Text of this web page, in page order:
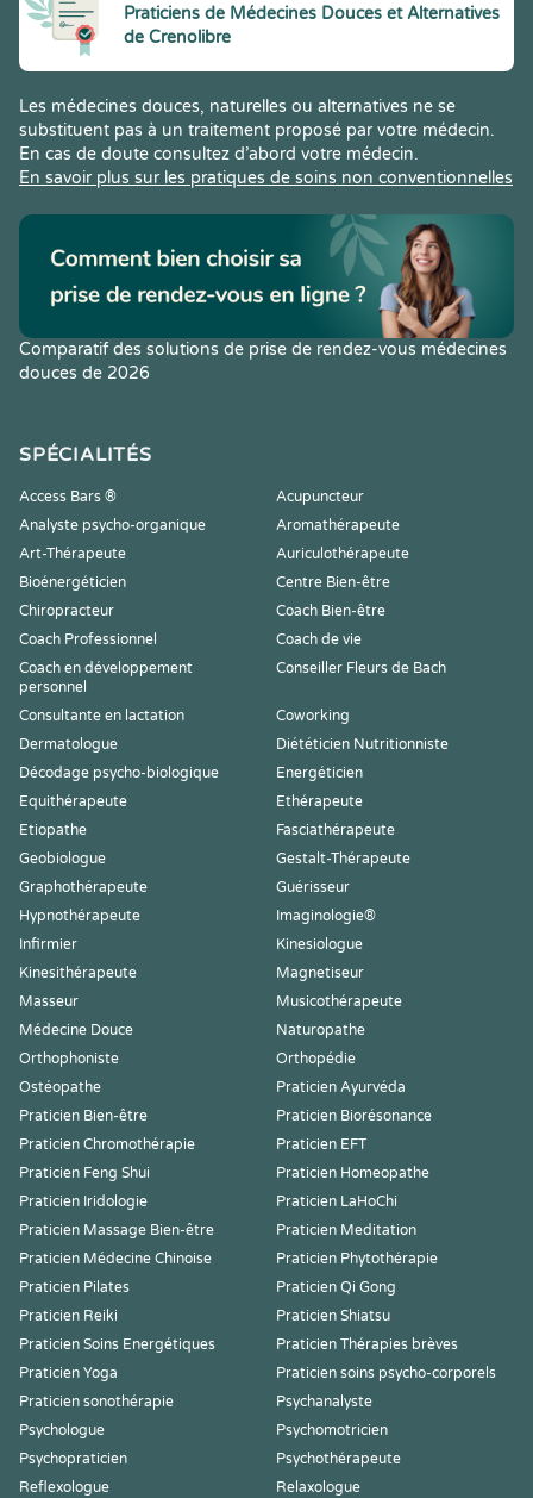
Praticiens de Médecines Douces et Alternatives
de Crenolibre
Les médecines douces, naturelles ou alternatives ne se
substituent pas à un traitement proposé par votre médecin.
En cas de doute consultez d’abord votre médecin.
En savoir plus sur les pratiques de soins non conventionnelles
Comparatif des solutions de prise de rendez-vous médecines
douces de 2026
SPÉCIALITÉS
Access Bars ®
Acupuncteur
Analyste psycho-organique
Aromathérapeute
Art-Thérapeute
Auriculothérapeute
Bioénergéticien
Centre Bien-être
Chiropracteur
Coach Bien-être
Coach Professionnel
Coach de vie
Coach en développement
personnel
Conseiller Fleurs de Bach
Consultante en lactation
Coworking
Dermatologue
Diététicien Nutritionniste
Décodage psycho-biologique
Energéticien
Equithérapeute
Ethérapeute
Etiopathe
Fasciathérapeute
Geobiologue
Gestalt-Thérapeute
Graphothérapeute
Guérisseur
Hypnothérapeute
Imaginologie®
Infirmier
Kinesiologue
Kinesithérapeute
Magnetiseur
Masseur
Musicothérapeute
Médecine Douce
Naturopathe
Orthophoniste
Orthopédie
Ostéopathe
Praticien Ayurvéda
Praticien Bien-être
Praticien Biorésonance
Praticien Chromothérapie
Praticien EFT
Praticien Feng Shui
Praticien Homeopathe
Praticien Iridologie
Praticien LaHoChi
Praticien Massage Bien-être
Praticien Meditation
Praticien Médecine Chinoise
Praticien Phytothérapie
Praticien Pilates
Praticien Qi Gong
Praticien Reiki
Praticien Shiatsu
Praticien Soins Energétiques
Praticien Thérapies brèves
Praticien Yoga
Praticien soins psycho-corporels
Praticien sonothérapie
Psychanalyste
Psychologue
Psychomotricien
Psychopraticien
Psychothérapeute
Reflexologue
Relaxologue